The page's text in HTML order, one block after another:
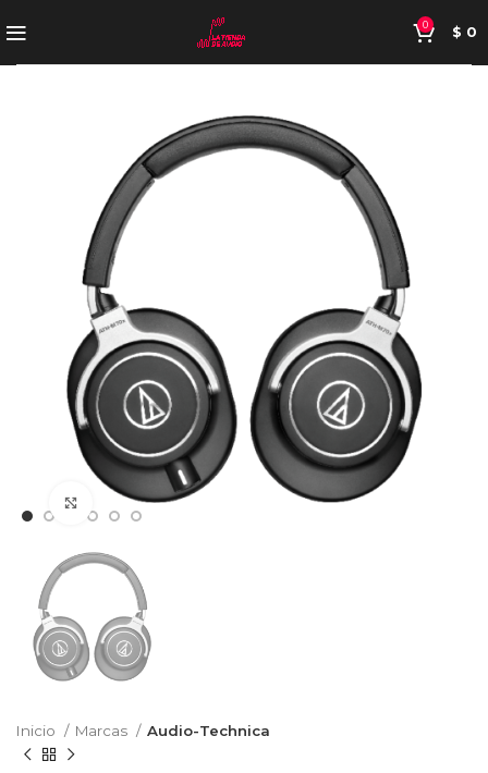
0 $ 0
Haga Click para agrandar
Inicio Marcas Audio-Technica